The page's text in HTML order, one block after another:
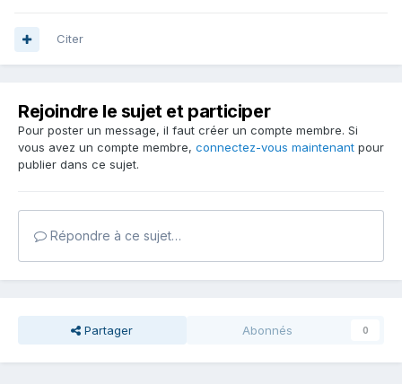
Citer
Rejoindre le sujet et participer
Pour poster un message, il faut créer un compte membre. Si
vous avez un compte membre, connectez-vous maintenant pour
publier dans ce sujet.
Répondre à ce sujet…
Partager Abonnés 0